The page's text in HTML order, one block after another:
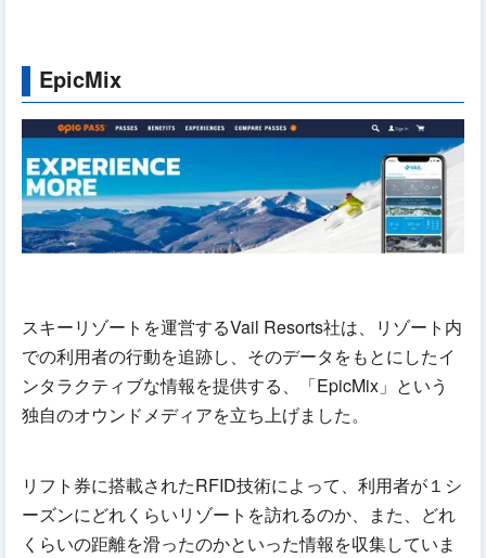
EpicMix
スキーリゾートを運営するVail Resorts社は、リゾート内
での利用者の行動を追跡し、そのデータをもとにしたイ
ンタラクティブな情報を提供する、「EpicMix」という
独自のオウンドメディアを立ち上げました。
リフト券に搭載されたRFID技術によって、利用者が１シ
ーズンにどれくらいリゾートを訪れるのか、また、どれ
くらいの距離を滑ったのかといった情報を収集していま